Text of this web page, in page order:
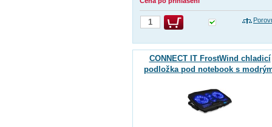
CONNECT IT FrostWind chladicí
podložka pod notebook s